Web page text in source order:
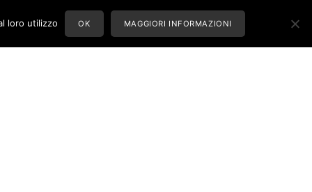
loro utilizzo OK MAGGIORI INFORMAZIONI